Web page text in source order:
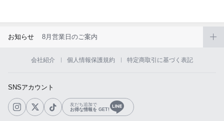
お知らせ 8月営業日のご案内
会社紹介 個人情報保護規約 特定商取引に基づく表記
SNSアカウント
友だち追加で
お得な情報を GET!